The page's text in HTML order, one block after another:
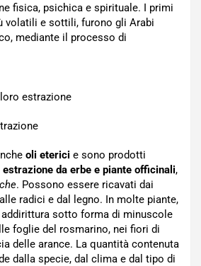
fisica, psichica e spirituale. I primi
volatili e sottili, furono gli Arabi
mediante il processo di
estrazione
oli eterici e sono prodotti
da erbe e piante officinali,
. Possono essere ricavati dai
radici e dal legno. In molte piante,
sotto forma di minuscole
foglie del rosmarino, nei fiori di
delle arance. La quantità contenuta
dalla specie, dal clima e dal tipo di